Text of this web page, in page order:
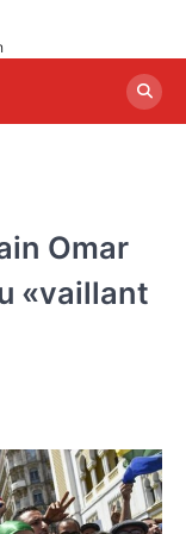
Omar
«vaillant